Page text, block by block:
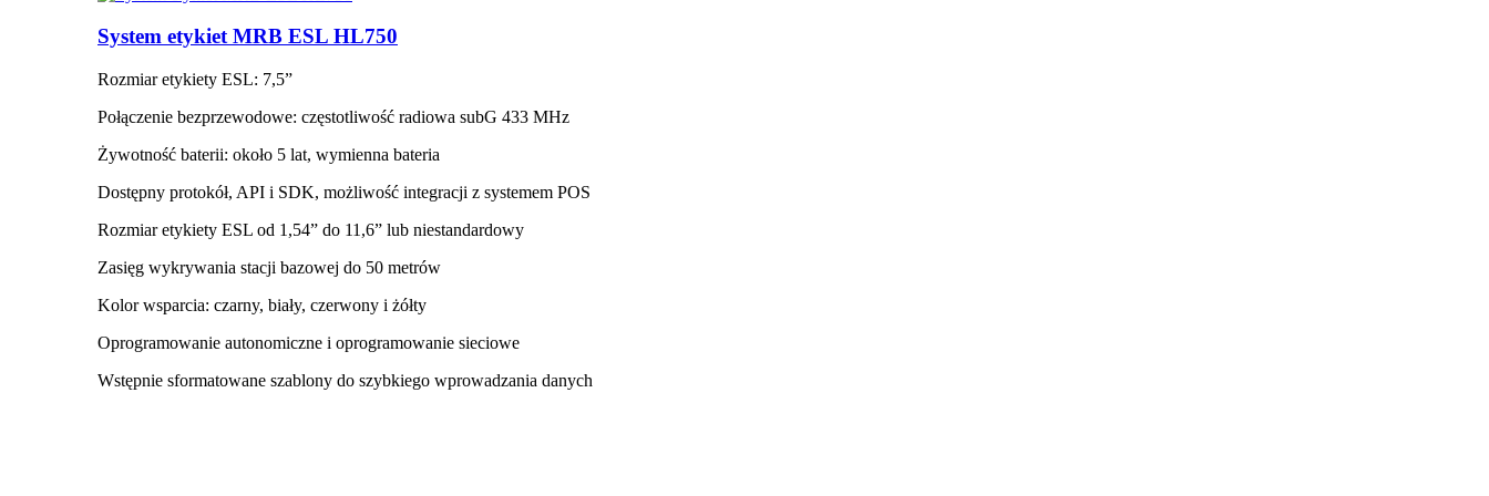
System etykiet MRB ESL HL750
Rozmiar etykiety ESL: 7,5”
Połączenie bezprzewodowe: częstotliwość radiowa subG 433 MHz
Żywotność baterii: około 5 lat, wymienna bateria
Dostępny protokół, API i SDK, możliwość integracji z systemem POS
Rozmiar etykiety ESL od 1,54” do 11,6” lub niestandardowy
Zasięg wykrywania stacji bazowej do 50 metrów
Kolor wsparcia: czarny, biały, czerwony i żółty
Oprogramowanie autonomiczne i oprogramowanie sieciowe
Wstępnie sformatowane szablony do szybkiego wprowadzania danych